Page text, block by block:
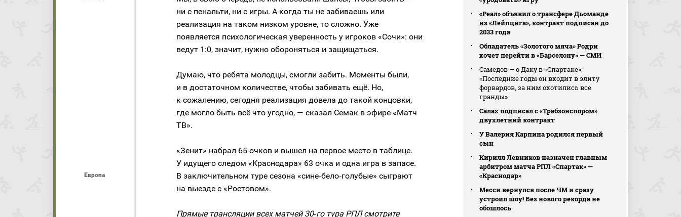
Европа
ни с пенальти, ни с игры. А когда ты не забиваешь или
реализация на таком низком уровне, то сложно. Уже
появляется психологическая уверенность у игроков «Сочи»: они
ведут 1:0, значит, нужно обороняться и защищаться.
Думаю, что ребята молодцы, смогли забить. Моменты были,
и в достаточном количестве, чтобы забивать ещё. Но,
к сожалению, сегодня реализация довела до такой концовки,
где могло быть всё что угодно, — сказал Семак в эфире «Матч
ТВ».
«Зенит» набрал 65 очков и вышел на первое место в таблице.
У идущего следом «Краснодара» 63 очка и одна игра в запасе.
В заключительном туре сезона «сине‑бело‑голубые» сыграют
на выезде с «Ростовом».
Прямые трансляции всех матчей 30‑го тура РПЛ смотрите
«Реал» объявил о трансфере Дьоманде
из «Лейпцига», контракт подписан до
2033 года
Обладатель «Золотого мяча» Родри
хочет перейти в «Барселону» — СМИ
Самедов — о Даку в «Спартаке»:
«Последние годы он входит в элиту
форвардов, за ним охотились все
гранды»
Салах подписал с «Трабзонспором»
двухлетний контракт
У Валерия Карпина родился первый
сын
Кирилл Левников назначен главным
арбитром матча РПЛ «Спартак» —
«Краснодар»
Месси вернулся после ЧМ и сразу
устроил шоу! Без нового рекорда не
обошлось